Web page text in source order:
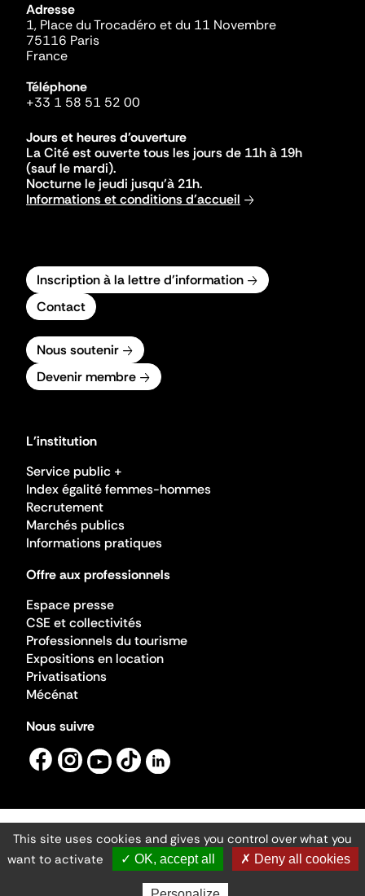
Adresse
1, Place du Trocadéro et du 11 Novembre
75116 Paris
France
Téléphone
+33 1 58 51 52 00
Jours et heures d'ouverture
La Cité est ouverte tous les jours de 11h à 19h
(sauf le mardi).
Nocturne le jeudi jusqu'à 21h.
Informations et conditions d'accueil
Inscription à la lettre d'information
Contact
Nous soutenir
Devenir membre
L'institution
Service public +
Index égalité femmes-hommes
Recrutement
Marchés publics
Informations pratiques
Offre aux professionnels
Espace presse
CSE et collectivités
Professionnels du tourisme
Expositions en location
Privatisations
Mécénat
Nous suivre
Mentions légales
Gestion des cookies
Accessibilité numérique
Ministère de la Culture ©2026
- Cité de l'architecture et du patrimoine
This site uses cookies and gives you control over what you
want to activate
✓ OK, accept all ✗ Deny all cookies